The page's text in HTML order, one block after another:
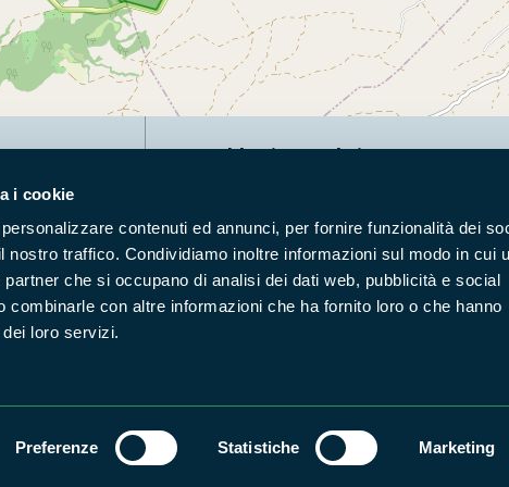
i cookie
contenuti ed annunci, per fornire funzionalità dei
nostro traffico. Condividiamo inoltre informazioni sul modo in cui
che si occupano di analisi dei dati web, pubblicità e social
combinarle con altre informazioni che ha fornito loro o che hanno
loro servizi.
Preferenze Statistiche Marketing
Naviga nel sito
Enti di gestione
Storie
Prodotti Natura in Campo
leggi il Copyleft Accessibilità Privacy